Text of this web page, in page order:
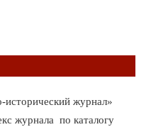
журнал»
журнала по каталогу